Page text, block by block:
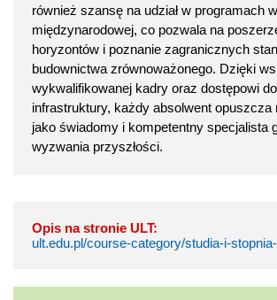
również szansę na udział w programach
międzynarodowej, co pozwala na
horyzontów i poznanie zagranicznych
budownictwa zrównoważonego. Dzięki
wykwalifikowanej kadry oraz dostępowi
infrastruktury, każdy absolwent opuszcza
jako świadomy i kompetentny specjalista
wyzwania przyszłości.
Opis na stronie ULT:
ult.edu.pl/course-category/studia-i-